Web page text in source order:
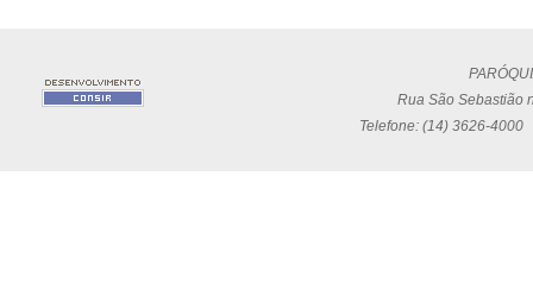
Rua São Sebastião
Telefone: (14) 3626-